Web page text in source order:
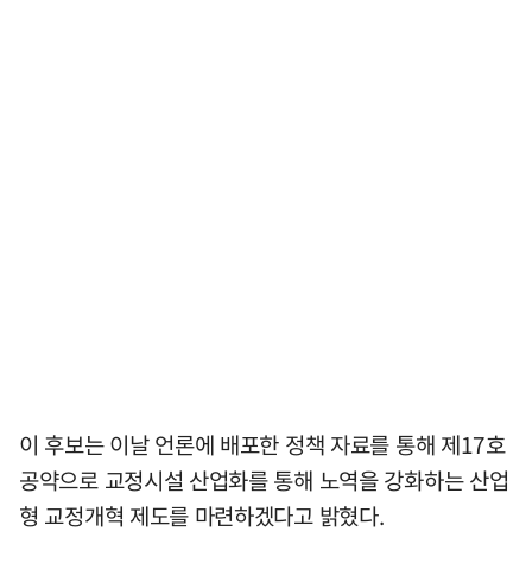
이 후보는 이날 언론에 배포한 정책 자료를 통해 제17호
공약으로 교정시설 산업화를 통해 노역을 강화하는 산업
형 교정개혁 제도를 마련하겠다고 밝혔다.